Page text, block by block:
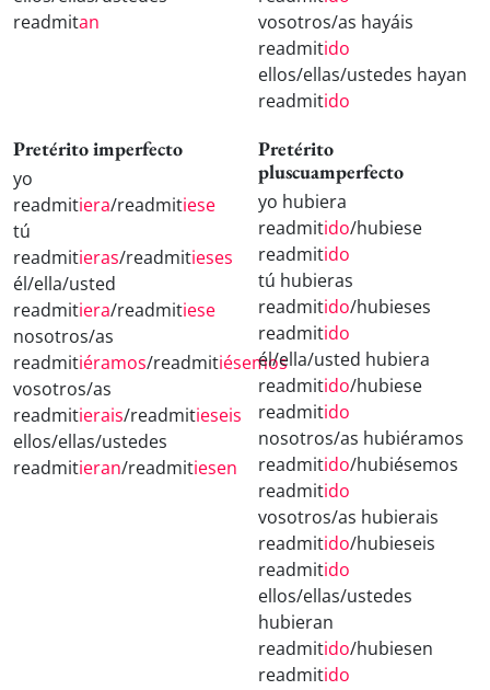
readmitan
vosotros/as hayáis
readmitido
ellos/ellas/ustedes hayan
readmitido
Pretérito imperfecto
yo
readmitiera/readmitiese
tú
readmitieras/readmitieses
él/ella/usted
readmitiera/readmitiese
nosotros/as
readmitiéramos/readmitiésemos
vosotros/as
readmitierais/readmitieseis
ellos/ellas/ustedes
readmitieran/readmitiesen
Pretérito
pluscuamperfecto
yo hubiera
readmitido/hubiese
readmitido
tú hubieras
readmitido/hubieses
readmitido
él/ella/usted hubiera
readmitido/hubiese
readmitido
nosotros/as hubiéramos
readmitido/hubiésemos
readmitido
vosotros/as hubierais
readmitido/hubieseis
readmitido
ellos/ellas/ustedes
hubieran
readmitido/hubiesen
readmitido